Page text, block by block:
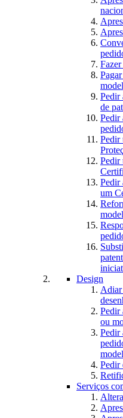
Pedir
de
Pedir
Pedir
Pedir
Pedir
um
Design
Adiar
Pedir
ou
Pedir
Pedir
Serviços